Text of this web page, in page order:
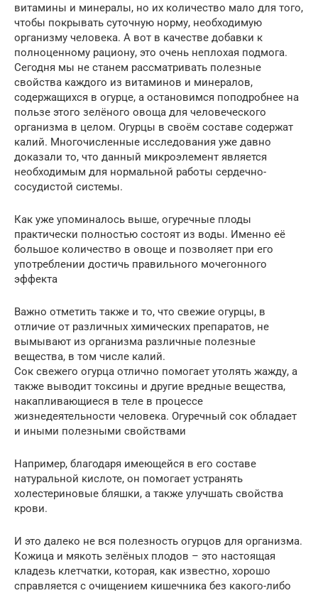
витамины и минералы, но их количество мало для того,
чтобы покрывать суточную норму, необходимую
организму человека. А вот в качестве добавки к
полноценному рациону, это очень неплохая подмога.
Сегодня мы не станем рассматривать полезные
свойства каждого из витаминов и минералов,
содержащихся в огурце, а остановимся поподробнее на
пользе этого зелёного овоща для человеческого
организма в целом. Огурцы в своём составе содержат
калий. Многочисленные исследования уже давно
доказали то, что данный микроэлемент является
необходимым для нормальной работы сердечно-
сосудистой системы.
Как уже упоминалось выше, огуречные плоды
практически полностью состоят из воды. Именно её
большое количество в овоще и позволяет при его
употреблении достичь правильного мочегонного
эффекта
Важно отметить также и то, что свежие огурцы, в
отличие от различных химических препаратов, не
вымывают из организма различные полезные
вещества, в том числе калий.
Сок свежего огурца отлично помогает утолять жажду, а
также выводит токсины и другие вредные вещества,
накапливающиеся в теле в процессе
жизнедеятельности человека. Огуречный сок обладает
и иными полезными свойствами
Например, благодаря имеющейся в его составе
натуральной кислоте, он помогает устранять
холестериновые бляшки, а также улучшать свойства
крови.
И это далеко не вся полезность огурцов для организма.
Кожица и мякоть зелёных плодов – это настоящая
кладезь клетчатки, которая, как известно, хорошо
справляется с очищением кишечника без какого-либо